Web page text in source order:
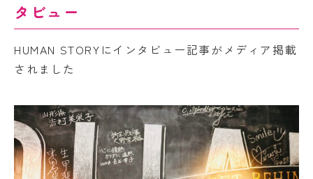
タビュー
HUMAN STORYにインタビュー記事がメディア掲載
されました